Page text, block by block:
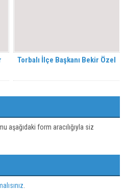
Torbalı İlçe Başkanı Bekir Özel
aşağıdaki form aracılığıyla siz